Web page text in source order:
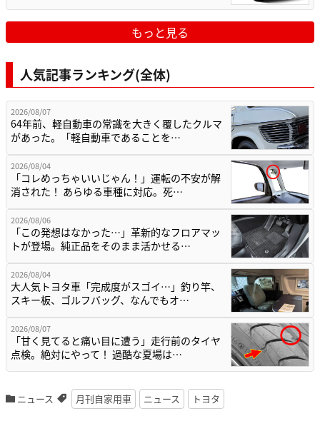
もっと見る
人気記事ランキング(全体)
2026/08/07
64年前、軽自動車の常識を大きく覆したクルマ
があった。「軽自動車であることを…
2026/08/04
「コレめっちゃいいじゃん！」運転の不安が解
消された！ あらゆる車種に対応。死…
2026/08/06
「この発想はなかった…」革新的なフロアマッ
トが登場。純正品をそのまま活かせる…
2026/08/04
大人気トヨタ車「完成度がスゴイ…」釣り竿、
スキー板、ゴルフバッグ、なんでもオ…
2026/08/07
「甘く見てると痛い目に遭う」走行前のタイヤ
点検。絶対にやって！ 過酷な夏場は…
ニュース 月刊自家用車 ニュース トヨタ